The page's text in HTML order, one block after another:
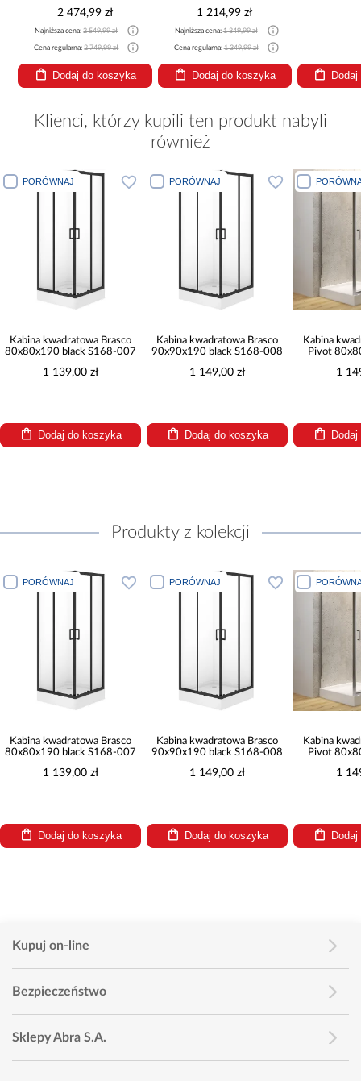
2 474,99 zł
Najniższa cena:2 549,99 zł
Cena regularna:2 749,99 zł
Dodaj do koszyka
1 214,99 zł
Najniższa cena:1 349,99 zł
Cena regularna:1 349,99 zł
Dodaj do koszyka
Klienci, którzy kupili ten produkt nabyli
również
PORÓWNAJ
Kabina kwadratowa Brasco
80x80x190 black S168-007
1 139,00 zł
Dodaj do koszyka
PORÓWNAJ
Kabina kwadratowa Brasco
90x90x190 black S168-008
1 149,00 zł
Dodaj do koszyka
Kabina
Pivot
1
Produkty z kolekcji
PORÓWNAJ
Kabina kwadratowa Brasco
80x80x190 black S168-007
1 139,00 zł
Dodaj do koszyka
PORÓWNAJ
Kabina kwadratowa Brasco
90x90x190 black S168-008
1 149,00 zł
Dodaj do koszyka
Kabina
Pivot
1
Kupuj on-line
Bezpieczeństwo
Sklepy Abra S.A.